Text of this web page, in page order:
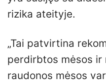
rizika ateityje.
„Tai patvirtina
perdirbtos mėsos ir
raudonos mėsos